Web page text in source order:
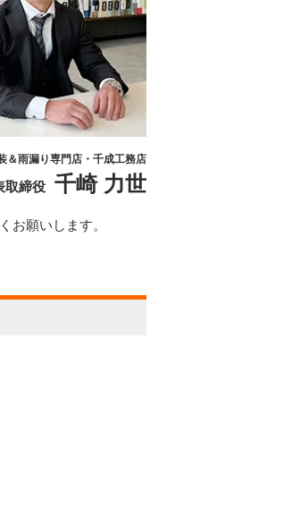
＆雨漏り専門店・千成工務店
取締役 千崎 力世
お願いします。